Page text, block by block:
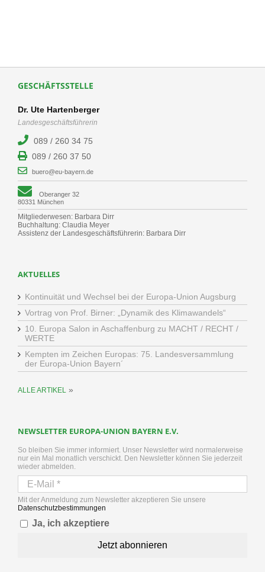
GESCHÄFTSSTELLE
Dr. Ute Hartenberger
Landesgeschäftsführerin
089 / 260 34 75
089 / 260 37 50
buero@eu-bayern.de
Oberanger 32
80331 München
Mitgliederwesen: Barbara Dirr
Buchhaltung: Claudia Meyer
Assistenz der Landesgeschäftsführerin: Barbara Dirr
AKTUELLES
Kontinuität und Wechsel bei der Europa-Union Augsburg
Vortrag von Prof. Birner: „Dynamik des Klimawandels“
10. Europa Salon in Aschaffenburg zu MACHT / RECHT /
WERTE
Kempten im Zeichen Europas: 75. Landesversammlung
der Europa-Union Bayern´
ALLE ARTIKEL »
NEWSLETTER EUROPA-UNION BAYERN E.V.
So bleiben Sie immer informiert. Unser Newsletter wird normalerweise
nur ein Mal monatlich verschickt. Den Newsletter können Sie jederzeit
wieder abmelden.
Mit der Anmeldung zum Newsletter akzeptieren Sie unsere
Datenschutzbestimmungen
Ja, ich akzeptiere